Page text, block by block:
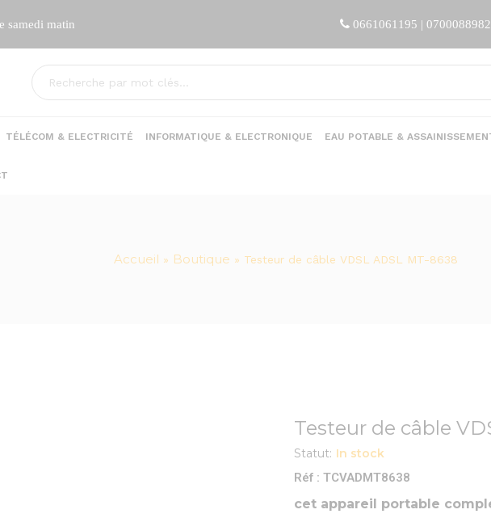
samedi matin 0661061195 | 0700088982
TÉLÉCOM & ELECTRICITÉ INFORMATIQUE & ELECTRONIQUE EAU POTABLE &
Accueil » Boutique » Testeur de câble VDSL ADSL MT-8638
Testeur de câble
Statut: In stock
Réf : TCVADMT8638
cet appareil portable